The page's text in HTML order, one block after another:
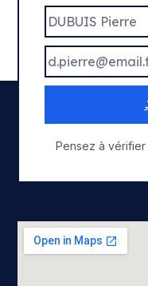
Pensez à vérifier